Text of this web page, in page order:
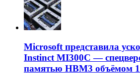
Microsoft представила
Instinct MI300C —
памятью HBM3 объёмом